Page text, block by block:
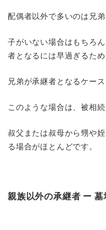
配偶者以外で多いのは兄弟
子がいない場合はもちろ
者となるには早過ぎるため
兄弟が承継者となるケース
このような場合は、被相
叔父または叔母から甥や
る場合がほとんどです。
親族以外の承継者 ー